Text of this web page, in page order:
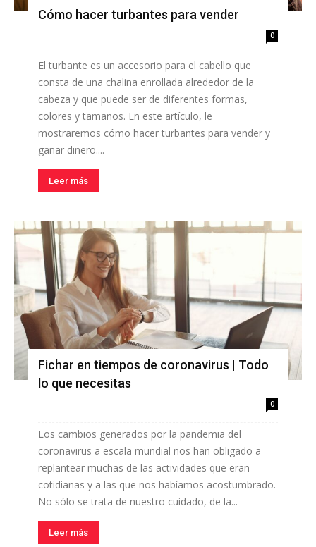
Cómo hacer turbantes para vender
0
El turbante es un accesorio para el cabello que
consta de una chalina enrollada alrededor de la
cabeza y que puede ser de diferentes formas,
colores y tamaños. En este artículo, le
mostraremos cómo hacer turbantes para vender y
ganar dinero....
Leer más
Fichar en tiempos de coronavirus | Todo
lo que necesitas
0
Los cambios generados por la pandemia del
coronavirus a escala mundial nos han obligado a
replantear muchas de las actividades que eran
cotidianas y a las que nos habíamos acostumbrado.
No sólo se trata de nuestro cuidado, de la...
Leer más